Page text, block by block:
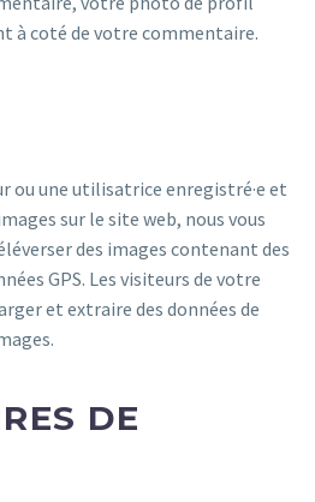
à coté de votre commentaire.
ou une utilisatrice enregistré·e et
sur le site web, nous vous
des images contenant des
GPS. Les visiteurs de votre
et extraire des données de
DE